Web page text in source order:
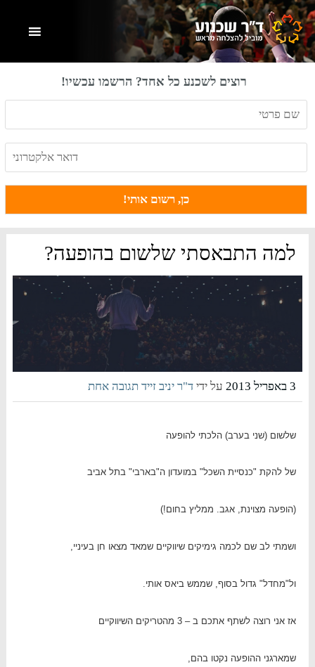
Skip
to
main
Skip
to
primary
Skip
to
footer
רוצים לשכנע כל אחד? הרשמו עכשיו!
למה התבאסתי שלשום בהופעה?
3 באפריל 2013 על ידיד"ר יניב זייד תגובה אחת
שלשום (שני בערב) הלכתי להופעה
של להקת "כנסיית השכל" במועדון ה"בארבי" בתל אביב
(הופעה מצוינת, אגב. ממליץ בחום!)
ושמתי לב שם לכמה גימיקים שיווקיים שמאד מצאו חן בעיניי,
ול"מחדל" גדול בסוף, שממש ביאס אותי.
אז אני רוצה לשתף אתכם ב – 3 מהטריקים השיווקיים
שמארגני ההופעה נקטו בהם,